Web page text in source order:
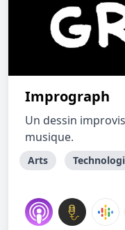
Imprograph
Un dessin
musique.
Arts